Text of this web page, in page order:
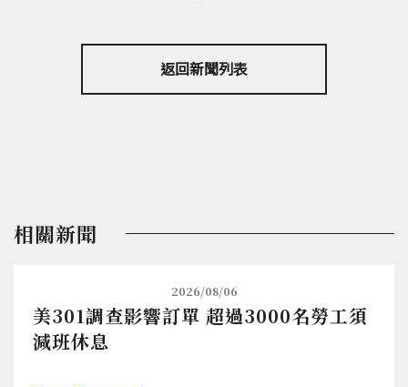
返回新聞列表
相關新聞
2026/08/06
美301調查影響訂單 超過3000名勞工須
減班休息